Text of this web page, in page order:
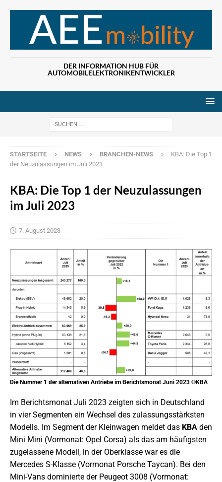
DER INFORMATION HUB FÜR
AUTOMOBILELEKTRONIKENTWICKLER
STARTSEITE NEWS BRANCHEN-NEWS
KBA: Die Top 1
der Neuzulassungen im Juli 2023
KBA: Die Top 1 der Neuzulassungen
im Juli 2023
7. August 2023
Die Nummer 1 der alternativen Antriebe im Berichtsmonat Juni 2023 ©KBA
Im Berichtsmonat Juli 2023 zeigten sich in Deutschland
in vier Segmenten ein Wechsel des zulassungsstärksten
Modells. Im Segment der Kleinwagen meldet das KBA den
Mini Mini (Vormonat: Opel Corsa) als das am häufigsten
zugelassene Modell, in der Oberklasse war es die
Mercedes S-Klasse (Vormonat Porsche Taycan). Bei den
Mini-Vans dominierte der Peugeot 3008 (Vormonat: